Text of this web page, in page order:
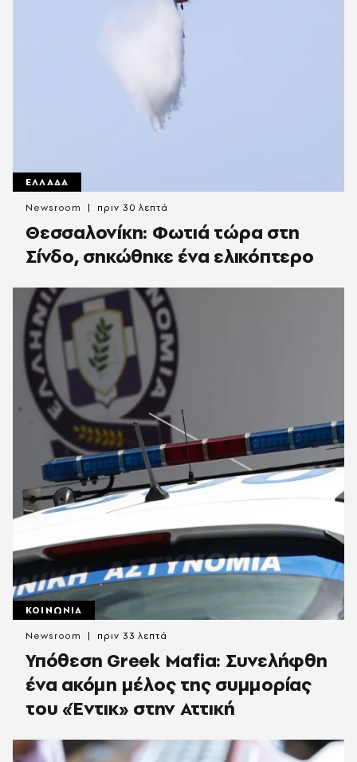
ΕΛΛΑΔΑ
Θεσσαλονίκη: Φωτιά τώρα στη
Σίνδο, σηκώθηκε ένα ελικόπτερο
Newsroom πριν 30 λεπτά
ΚΟΙΝΩΝΙΑ
Υπόθεση Greek Mafia: Συνελήφθη
ένα ακόμη μέλος της συμμορίας
του «Έντικ» στην Αττική
Newsroom πριν 33 λεπτά